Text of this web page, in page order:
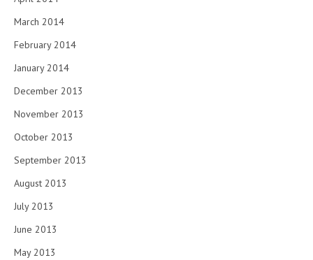
March 2014
February 2014
January 2014
December 2013
November 2013
October 2013
September 2013
August 2013
July 2013
June 2013
May 2013